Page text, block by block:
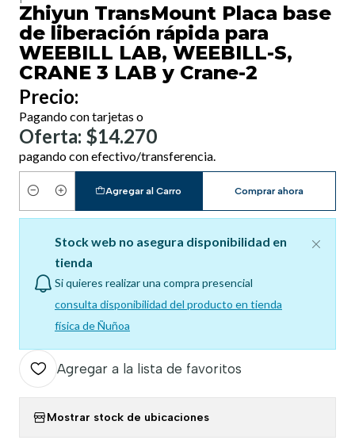
Zhiyun TransMount Placa base
de liberación rápida para
WEEBILL LAB, WEEBILL-S,
CRANE 3 LAB y Crane-2
Precio:
Pagando con tarjetas o
Oferta: $14.270
pagando con efectivo/transferencia.
Cantidad
Agregar al Carro Comprar ahora
Stock web no asegura disponibilidad en
tienda
Si quieres realizar una compra presencial
consulta disponibilidad del producto en tienda
física de Ñuñoa
Agregar a la lista de favoritos
Mostrar stock de ubicaciones